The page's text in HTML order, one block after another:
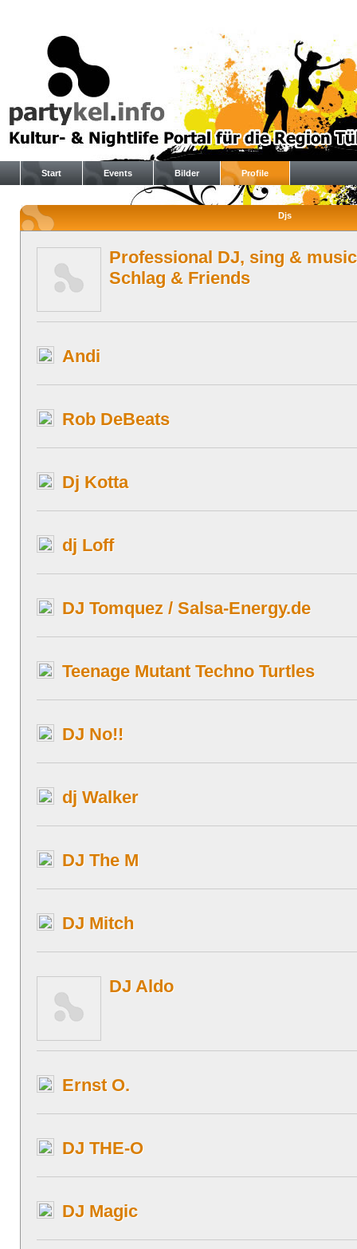
Start Events Bilder Profile
Djs
Professional DJ, sing &
Schlag & Friends
Andi
Rob DeBeats
Dj Kotta
dj Loff
DJ Tomquez / Salsa-Energy.de
Teenage Mutant Techno Turtles
DJ No!!
dj Walker
DJ The M
DJ Mitch
DJ Aldo
Ernst O.
DJ THE-O
DJ Magic